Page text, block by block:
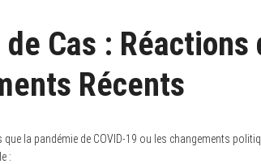
Cas :
Récents
que la pandémie de COVID-19 ou les changements
: